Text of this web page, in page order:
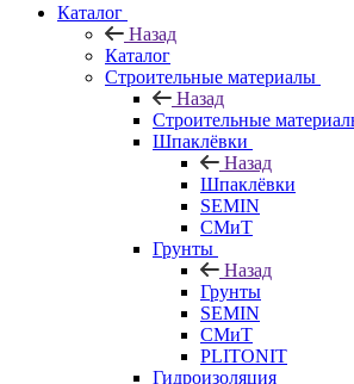
Каталог
Назад
Каталог
Строительные материалы
Назад
Строительные
Шпаклёвки
Назад
Шпаклёвки
SEMIN
СМиТ
Грунты
Назад
Грунты
SEMIN
СМиТ
PLITONIT
Гидроизоляция